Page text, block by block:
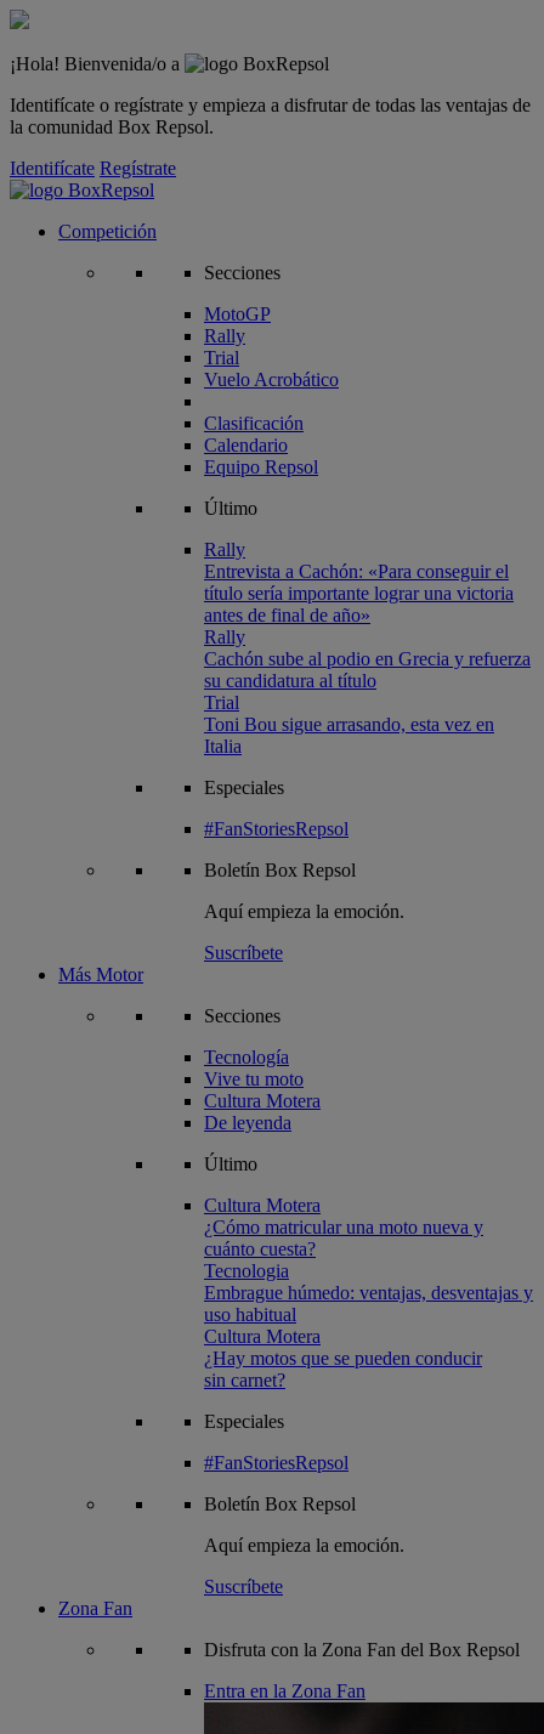
¡Hola! Bienvenida/o a
Identifícate o regístrate y empieza a disfrutar de todas las ventajas de
la comunidad Box Repsol.
Identifícate Regístrate
Competición
Secciones
MotoGP
Rally
Trial
Vuelo Acrobático
Clasificación
Calendario
Equipo Repsol
Último
Rally
Entrevista a Cachón: «Para conseguir el
título sería importante lograr una victoria
antes de final de año»
Rally
Cachón sube al podio en Grecia y refuerza
su candidatura al título
Trial
Toni Bou sigue arrasando, esta vez en
Italia
Especiales
#FanStoriesRepsol
Boletín Box Repsol
Aquí empieza la emoción.
Suscríbete
Más Motor
Secciones
Tecnología
Vive tu moto
Cultura Motera
De leyenda
Último
Cultura Motera
¿Cómo matricular una moto nueva y
cuánto cuesta?
Tecnologia
Embrague húmedo: ventajas, desventajas y
uso habitual
Cultura Motera
¿Hay motos que se pueden conducir
sin carnet?
Especiales
#FanStoriesRepsol
Boletín Box Repsol
Aquí empieza la emoción.
Suscríbete
Zona Fan
Disfruta con la Zona Fan del Box Repsol
Entra en la Zona Fan